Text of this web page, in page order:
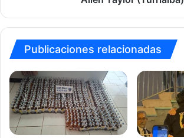
este
una
visita
oficial
al
nuevo
hospital
William
Allen
Publicaciones relacionadas